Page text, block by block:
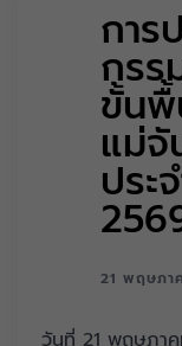
การ
กรร
ขั้นพื้
แม่จั
ประ
21 พฤษภา
วันที่ 21 พฤษภา